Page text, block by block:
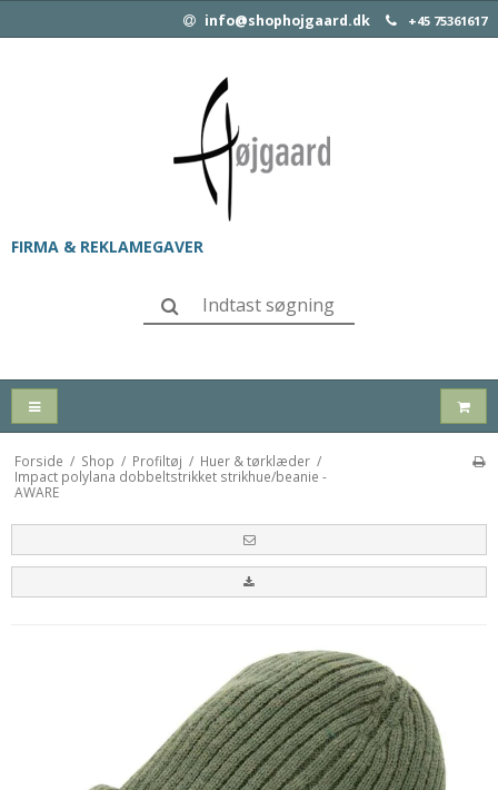
info@shophojgaard.dk +45 75361617
FIRMA & REKLAMEGAVER
Forside / Shop / Profiltøj / Huer & tørklæder /
Impact polylana dobbeltstrikket strikhue/beanie -
AWARE